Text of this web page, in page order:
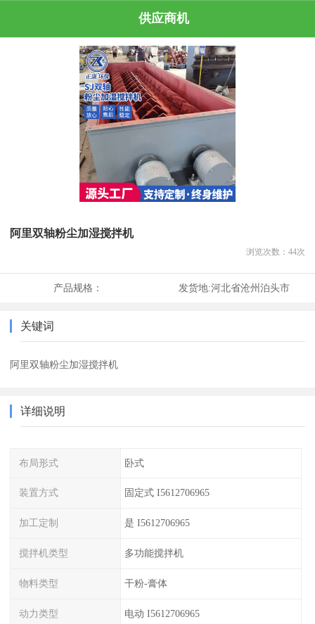
供应商机
阿里双轴粉尘加湿搅拌机
浏览次数： 44次
产品规格： 发货地:河北省沧州泊头市
关键词
阿里双轴粉尘加湿搅拌机
详细说明
布局形式 卧式
装置方式 固定式 I5612706965
加工定制 是 I5612706965
搅拌机类型 多功能搅拌机
物料类型 干粉-膏体
动力类型 电动 I5612706965